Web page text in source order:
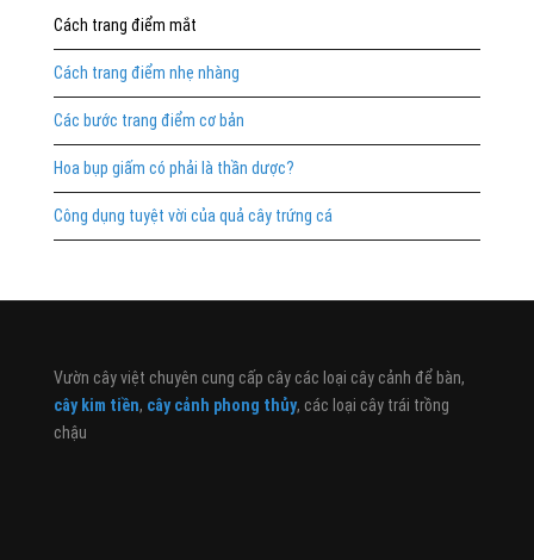
Cách trang điểm mắt
Cách trang điểm nhẹ nhàng
Các bước trang điểm cơ bản
Hoa bụp giấm có phải là thần dược?
Công dụng tuyệt vời của quả cây trứng cá
Vườn cây việt chuyên cung cấp cây các loại cây cảnh để bàn,
cây kim tiền, cây cảnh phong thủy, các loại cây trái trồng
chậu